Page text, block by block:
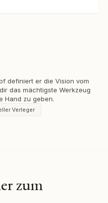
definiert er die Vision vom
das mächtigste Werkzeug
Hand zu geben.
Verleger
zum